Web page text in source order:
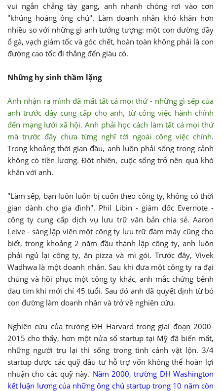
vui ngắn chẳng tày gang, anh nhanh chóng rơi vào cơn
"khủng hoảng ông chủ". Làm doanh nhân khó khăn hơn
nhiều so với những gì anh tưởng tượng: một con đường đầy
ổ gà, vạch giảm tốc và góc chết, hoàn toàn không phải là con
đường cao tốc đi thẳng đến giàu có.
Những hy sinh thầm lặng
Anh nhận ra mình đã mất tất cả mọi thứ - những gì sếp của
anh trước đây cung cấp cho anh, từ công việc hành chính
đến mạng lưới xã hội. Anh phải học cách làm tất cả mọi thứ
mà trước đây chưa từng nghĩ tới ngoài công việc chính.
Trong khoảng thời gian đầu, anh luôn phải sống trong cảnh
không có tiền lương. Đột nhiên, cuộc sống trở nên quá khó
khăn với anh.
"Làm sếp, bạn luôn luôn bị cuốn theo công ty, không có thời
gian dành cho gia đình". Phil Libin - giám đốc Evernote -
công ty cung cấp dịch vụ lưu trữ văn bản chia sẻ. Aaron
Leive - sáng lập viên một công ty lưu trữ đám mây cũng cho
biết, trong khoảng 2 năm đầu thành lập công ty, anh luôn
phải ngủ lại công ty, ăn pizza và mì gói. Trước đây, Vivek
Wadhwa là một doanh nhân. Sau khi đưa một công ty ra đại
chúng và hồi phục một công ty khác, anh mắc chứng bệnh
đau tim khi mới chỉ 45 tuổi. Sau đó anh đã quyết định từ bỏ
con đường làm doanh nhân và trở về nghiên cứu.
Nghiên cứu của trường ĐH Harvard trong giai đoạn 2000-
2015 cho thấy, hơn một nửa số startup tại Mỹ đã biến mất,
những người trụ lại thì sống trong tình cảnh vật lộn. 3/4
startup được các quỹ đầu tư hỗ trợ vốn không thể hoàn lợi
nhuận cho các quỹ này. Năm 2000, trường ĐH Washington
kết luận lương của những ông chủ startup trong 10 năm còn